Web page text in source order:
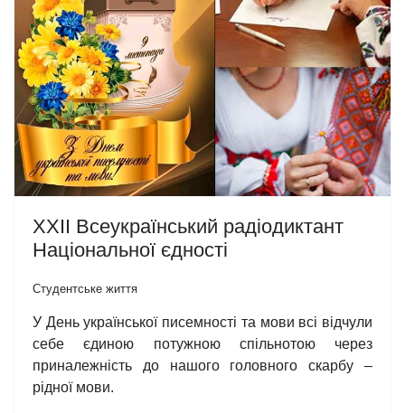
XXII Всеукраїнський радіодиктант
Національної єдності
Студентське життя
У День української писемності та мови всі відчули
себе єдиною потужною спільнотою через
приналежність до нашого головного скарбу –
рідної мови.